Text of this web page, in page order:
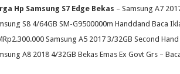
Hp Samsung S7 Edge Bekas – Samsung A7
S8 4/64GB SM-G9500000m Handdand Baca
Samsung A5 2017 3/32GB Second
A8 2018 4/32GB Bekas Emas Ex Govt Grs –